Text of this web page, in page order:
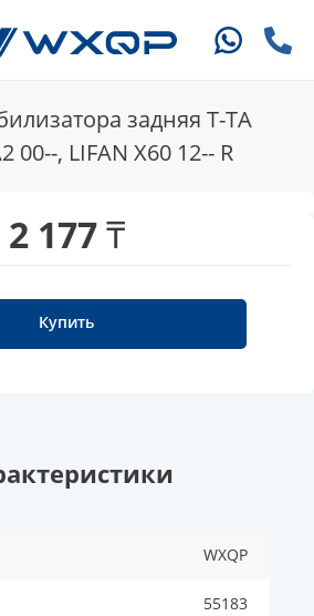
задняя T-TA
00--, LIFAN X60 12-- R
2 177 ₸
Купить
WXQP
55183